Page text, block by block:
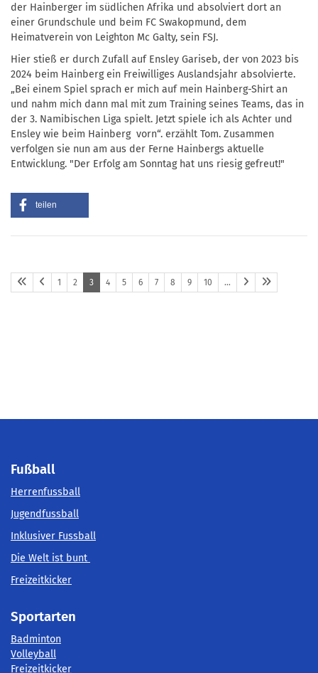
der Hainberger im südlichen Afrika und absolviert dort an
einer Grundschule und beim FC Swakopmund, dem
Heimatverein von Leighton Mc Galty, sein FSJ.
Hier stieß er durch Zufall auf Ensley Gariseb, der von 2023 bis
2024 beim Hainberg ein Freiwilliges Auslandsjahr absolvierte.
„Bei einem Spiel sprach er mich auf mein Hainberg-Shirt an
und nahm mich dann mal mit zum Training seines Teams, das in
der 3. Namibischen Liga spielt. Jetzt spiele ich als Achter und
Ensley wie beim Hainberg vorn“. erzählt Tom. Zusammen
verfolgen sie nun am aus der Ferne Hainbergs aktuelle
Entwicklung. "Der Erfolg am Sonntag hat uns riesig gefreut!"
teilen
1 2 3 4 5 6 7 8 9 10 …
Fußball
Herrenfussball
Jugendfussball
Inklusiver Fussball
Die Welt ist bunt
Freizeitkicker
Sportarten
Badminton
Volleyball
Freizeitkicker